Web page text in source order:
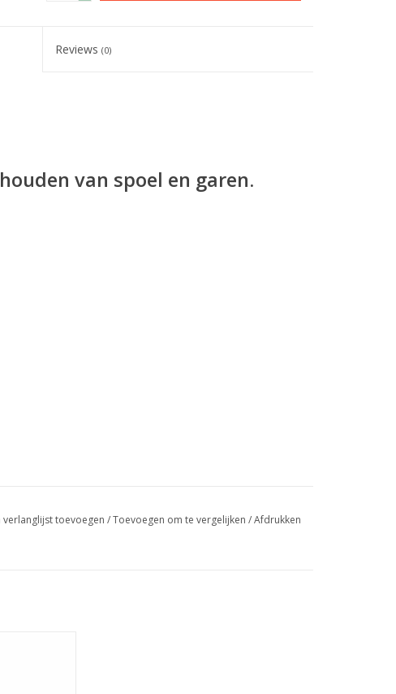
Reviews(0)
van spoel en garen.
verlanglijst toevoegen /Toevoegen om te vergelijken /Afdrukken